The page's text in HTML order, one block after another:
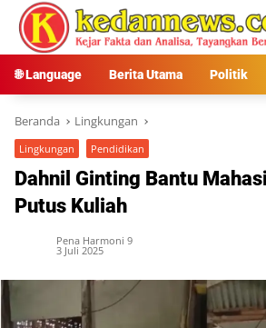
Langsung
konten
🌐 Language Berita Utama Politik
Beranda Lingkungan
Lingkungan Pendidikan
Dahnil Ginting Bantu
Putus Kuliah
Pena Harmoni 9
3 Juli 2025